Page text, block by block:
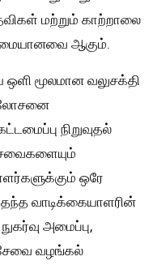
மற்றும் காற்றாலை
ஆகும்.
ஒளி மூலமான வலுசக்தி
நிறுவுதல்
ஒரே
வாடிக்கையாளரின்
அமைப்பு,
வழங்கல்